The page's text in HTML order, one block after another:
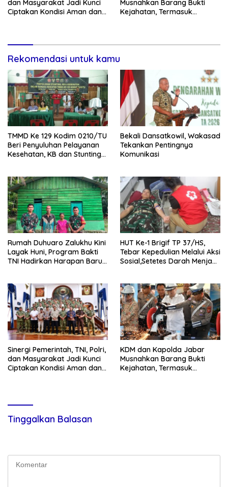
dan Masyarakat Jadi Kunci
Ciptakan Kondisi Aman dan
Musnahkan Barang Bukti
Kejahatan, Termasuk
Rekomendasi untuk kamu
TMMD Ke 129 Kodim 0210/TU
Beri Penyuluhan Pelayanan
Kesehatan, KB dan Stunting
Bekali Dansatkowil, Wakasad
Tekankan Pentingnya
Komunikasi
Rumah Duhuaro Zalukhu Kini
Layak Huni, Program Bakti
TNI Hadirkan Harapan Baru
HUT Ke-1 Brigif TP 37/HS,
Tebar Kepedulian Melalui Aksi
Sosial,Setetes Darah Menjadi
Sinergi Pemerintah, TNI, Polri,
dan Masyarakat Jadi Kunci
Ciptakan Kondisi Aman dan
KDM dan Kapolda Jabar
Musnahkan Barang Bukti
Kejahatan, Termasuk
Tinggalkan Balasan